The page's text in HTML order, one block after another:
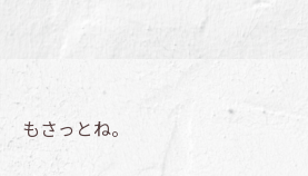
もさっとね。